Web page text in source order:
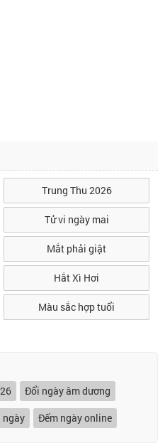
Trung Thu 2026
Tử vi ngày mai
Mắt phải giật
Hắt Xì Hơi
Màu sắc hợp tuổi
Đổi ngày âm dương
ngày Đếm ngày online